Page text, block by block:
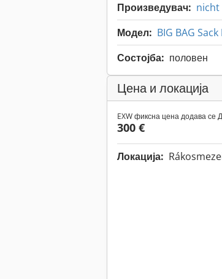
Произведувач: nicht
Модел: BIG BAG
Состојба: половен
Цена и локација
EXW фиксна цена додава се
300 €
Локација: